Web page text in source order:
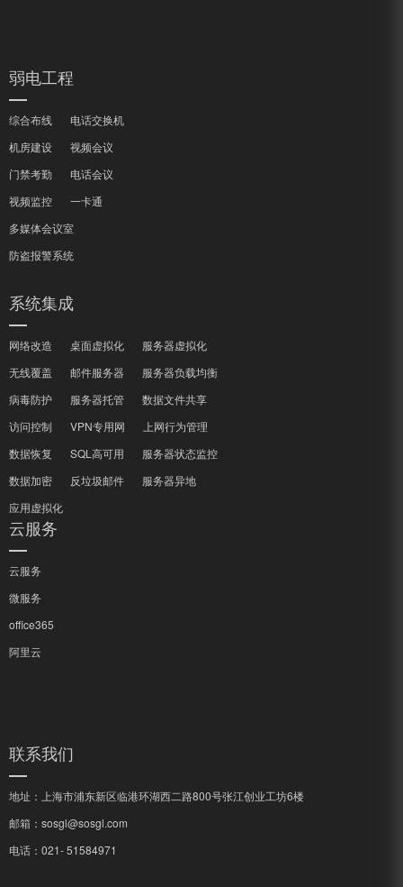
弱电工程
综合布线
电话交换机
机房建设
视频会议
门禁考勤
电话会议
视频监控
一卡通
多媒体会议室
防盗报警系统
系统集成
网络改造 桌面虚拟化
服务器虚拟化
无线覆盖
邮件服务器
服务器负载均衡
病毒防护
服务器托管
数据文件共享
访问控制
VPN专用网
上网行为管理
数据恢复
SQL高可用
服务器状态监控
数据加密
反垃圾邮件
服务器异地
应用虚拟化
云服务
云服务
微服务
office365
阿里云
联系我们
地址：上海市浦东新区临港环湖西二路800号张江创业工坊6楼
邮箱：sosgl@sosgl.com
电话：­021- 51584971